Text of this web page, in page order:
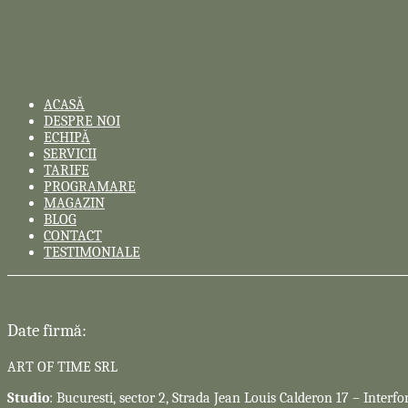
ACASĂ
DESPRE NOI
ECHIPĂ
SERVICII
TARIFE
PROGRAMARE
MAGAZIN
BLOG
CONTACT
TESTIMONIALE
Date firmă:
ART OF TIME SRL
Studio: Bucuresti, sector 2, Strada Jean Louis Calderon 17 –